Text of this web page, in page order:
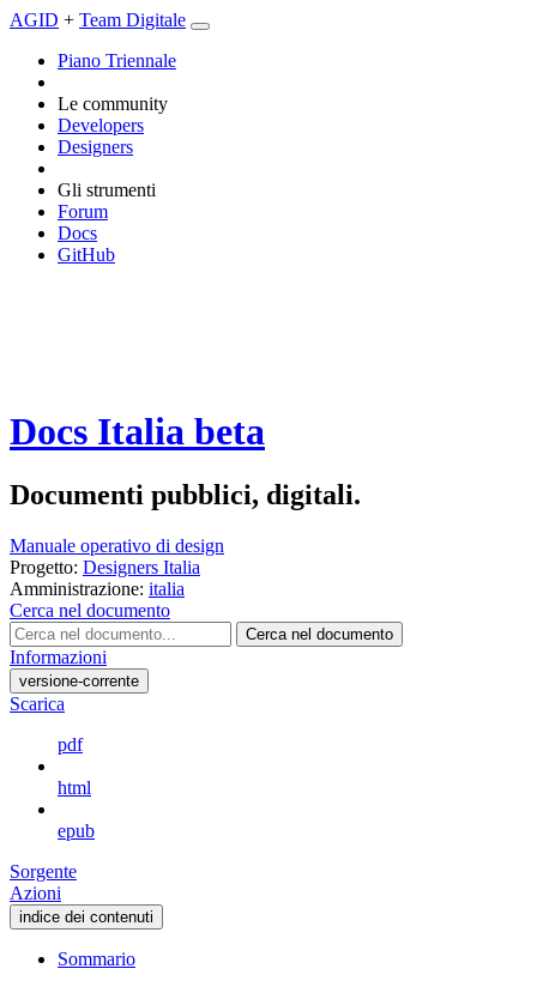
AGID + Team Digitale
Piano Triennale
Le community
Developers
Designers
Gli strumenti
Forum
Docs
GitHub
Docs Italia beta
Documenti pubblici, digitali.
Manuale operativo di design
Progetto: Designers Italia
Amministrazione: italia
Cerca nel documento
Cerca nel documento
Informazioni
versione-corrente
Scarica
pdf
html
epub
Sorgente
Azioni
indice dei contenuti
Sommario